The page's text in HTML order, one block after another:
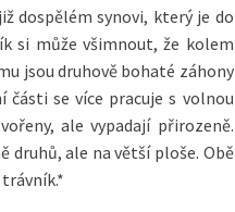
dospělém synovi, který je do
si může všimnout, že kolem
jsou druhově bohaté záhony
části se více pracuje s volnou
ale vypadají přirozeně.
druhů, ale na větší ploše. Obě